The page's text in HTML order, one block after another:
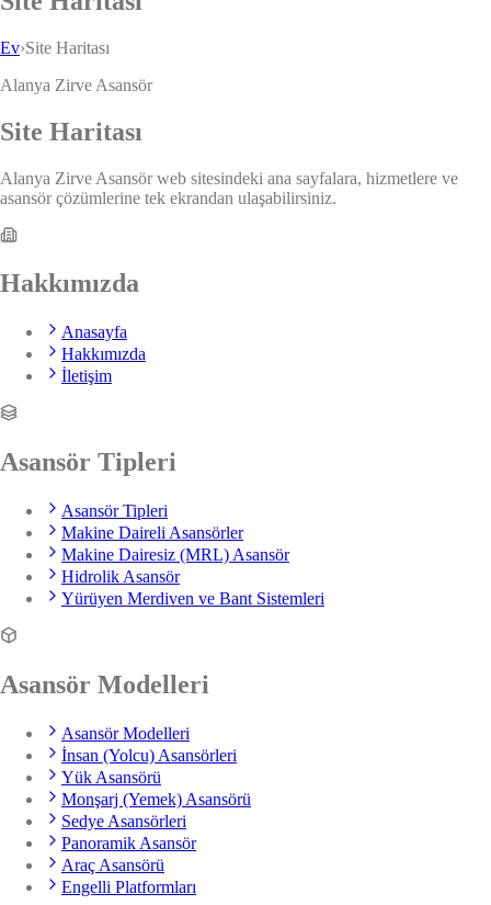
Ev›Site Haritası
Alanya Zirve Asansör
Site Haritası
Alanya Zirve Asansör web sitesindeki ana sayfalara, hizmetlere ve
asansör çözümlerine tek ekrandan ulaşabilirsiniz.
Hakkımızda
Anasayfa
Hakkımızda
İletişim
Asansör Tipleri
Asansör Tipleri
Makine Daireli Asansörler
Makine Dairesiz (MRL) Asansör
Hidrolik Asansör
Yürüyen Merdiven ve Bant Sistemleri
Asansör Modelleri
Asansör Modelleri
İnsan (Yolcu) Asansörleri
Yük Asansörü
Monşarj (Yemek) Asansörü
Sedye Asansörleri
Panoramik Asansör
Araç Asansörü
Engelli Platformları